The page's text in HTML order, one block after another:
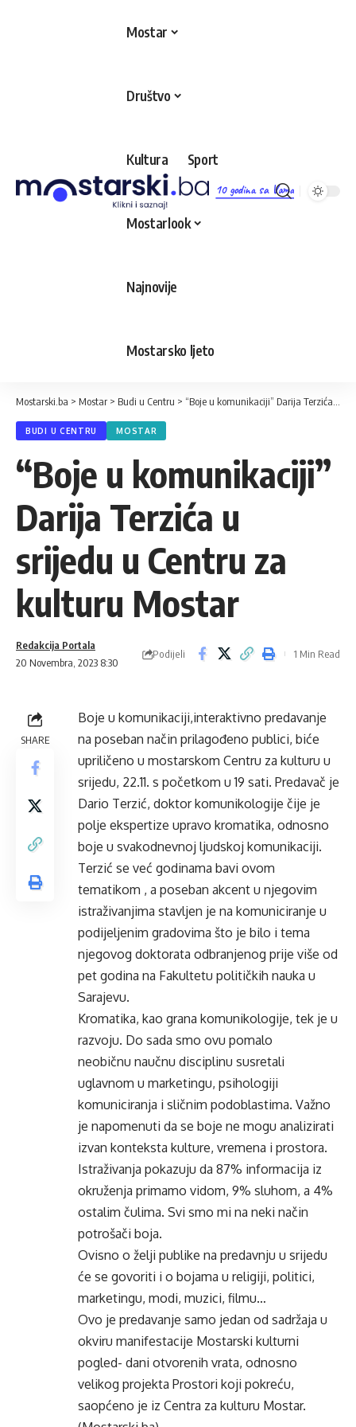
10 godina sa Vama
Mostar
Društvo
Kultura Sport
Mostarlook
Najnovije
Mostarsko ljeto
Mostarski.ba > Mostar > Budi u Centru > “Boje u komunikaciji” Darija Terzića u srijedu u Centru za kulturu Mostar
BUDI U CENTRU MOSTAR
“Boje u komunikaciji”
Darija Terzića u
srijedu u Centru za
kulturu Mostar
20 Novembra, 2023 8:30
Redakcija Portala
Podijeli 1 Min Read
SHARE
Boje u komunikaciji,interaktivno predavanje
na poseban način prilagođeno publici, biće
upriličeno u mostarskom Centru za kulturu u
srijedu, 22.11. s početkom u 19 sati. Predavač je
Dario Terzić, doktor komunikologije čije je
polje ekspertize upravo kromatika, odnosno
boje u svakodnevnoj ljudskoj komunikaciji.
Terzić se već godinama bavi ovom
tematikom , a poseban akcent u njegovim
istraživanjima stavljen je na komuniciranje u
podijeljenim gradovima što je bilo i tema
njegovog doktorata odbranjenog prije više od
pet godina na Fakultetu političkih nauka u
Sarajevu.
Kromatika, kao grana komunikologije, tek je u
razvoju. Do sada smo ovu pomalo
neobičnu naučnu disciplinu susretali
uglavnom u marketingu, psihologiji
komuniciranja i sličnim podoblastima. Važno
je napomenuti da se boje ne mogu analizirati
izvan konteksta kulture, vremena i prostora.
Istraživanja pokazuju da 87% informacija iz
okruženja primamo vidom, 9% sluhom, a 4%
ostalim čulima. Svi smo mi na neki način
potrošači boja.
Ovisno o želji publike na predavnju u srijedu
će se govoriti i o bojama u religiji, politici,
marketingu, modi, muzici, filmu…
Ovo je predavanje samo jedan od sadržaja u
okviru manifestacije Mostarski kulturni
pogled- dani otvorenih vrata, odnosno
velikog projekta Prostori koji pokreću,
saopćeno je iz Centra za kulturu Mostar.